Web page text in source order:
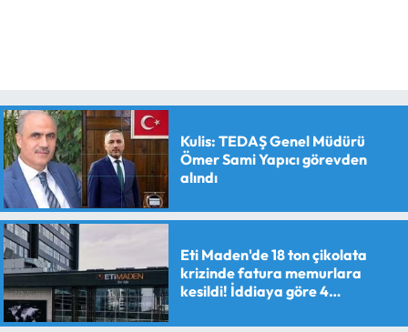
Kulis: TEDAŞ Genel Müdürü
Ömer Sami Yapıcı görevden
alındı
Eti Maden'de 18 ton çikolata
krizinde fatura memurlara
kesildi! İddiaya göre 4
verildi